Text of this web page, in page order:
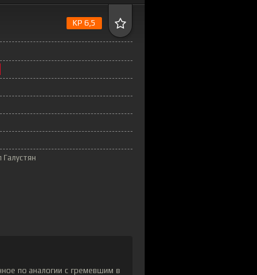
KP 6,5
по аналогии с гремевшим в